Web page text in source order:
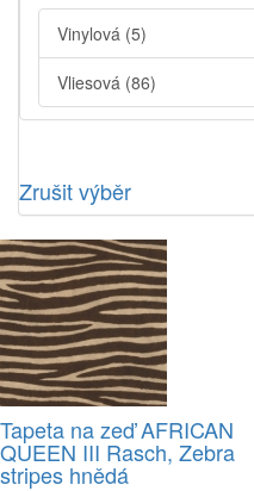
Vinylová (5)
Vliesová (86)
Zrušit výběr
Tapeta na zeď AFRICAN
QUEEN III Rasch, Zebra
stripes hnědá